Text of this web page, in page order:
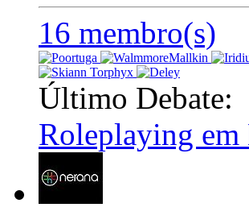
16 membro(s)
Último Debate:
Roleplaying